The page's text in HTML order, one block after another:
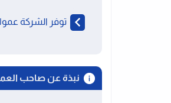
توفر الشركة
نبذة عن صاحب